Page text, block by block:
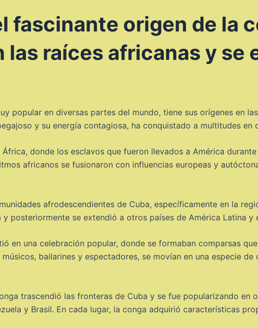
fascinante origen de la
las raíces africanas y se
popular en diversas partes del mundo, tiene sus orígenes en
y su energía contagiosa, ha conquistado a multitudes en
donde los esclavos que fueron llevados a América
africanos se fusionaron con influencias europeas y
afrodescendientes de Cuba, específicamente en la
posteriormente se extendió a otros países de América Latina y
en una celebración popular, donde se formaban comparsas
bailarines y espectadores, se movían en una especie
trascendió las fronteras de Cuba y se fue popularizando en
y Brasil. En cada lugar, la conga adquirió características